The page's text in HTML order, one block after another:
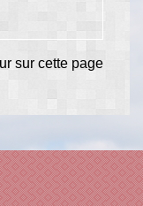
sur cette page